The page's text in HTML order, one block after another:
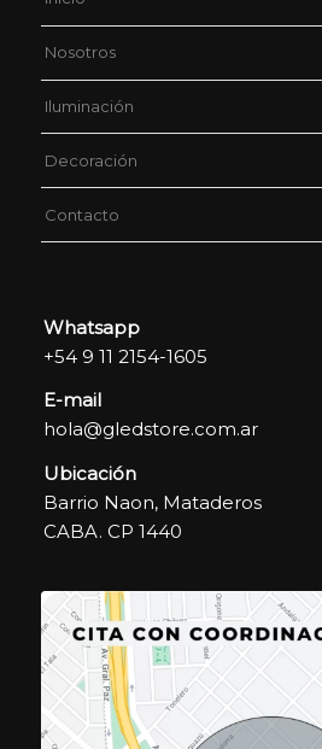
Nosotros
Iluminación
Decoración
Contacto
Whatsapp
+54 9 11 2154-1605
E-mail
hola@gledstore.com.ar
Ubicación
Barrio Naon, Mataderos
CABA. CP 1440